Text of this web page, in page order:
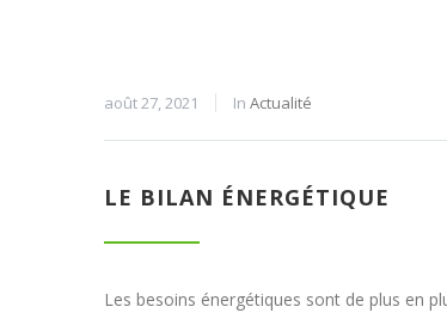
août 27, 2021 In Actualité
LE BILAN ÉNERGÉTIQUE
Les besoins énergétiques sont de plus en